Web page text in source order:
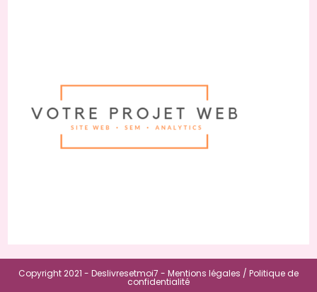
Copyright 2021 - Deslivresetmoi7 - Mentions légales / Politique de
confidentialité